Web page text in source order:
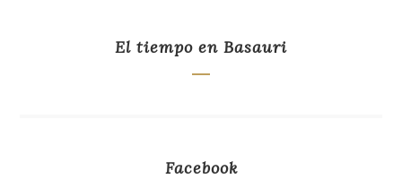
El tiempo en Basauri
Facebook